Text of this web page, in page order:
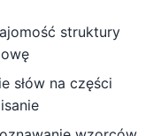
struktury
słów na części